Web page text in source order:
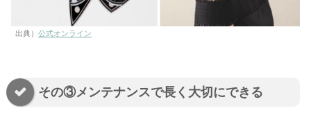
出典） 公式オンライン
その③メンテナンスで長く大切にできる